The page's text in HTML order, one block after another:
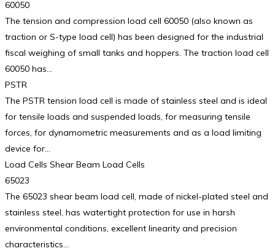
60050
The tension and compression load cell 60050 (also known as
traction or S-type load cell) has been designed for the industrial
fiscal weighing of small tanks and hoppers. The traction load cell
60050 has…
PSTR
The PSTR tension load cell is made of stainless steel and is ideal
for tensile loads and suspended loads, for measuring tensile
forces, for dynamometric measurements and as a load limiting
device for…
Load Cells Shear Beam Load Cells
65023
The 65023 shear beam load cell, made of nickel-plated steel and
stainless steel, has watertight protection for use in harsh
environmental conditions, excellent linearity and precision
characteristics…